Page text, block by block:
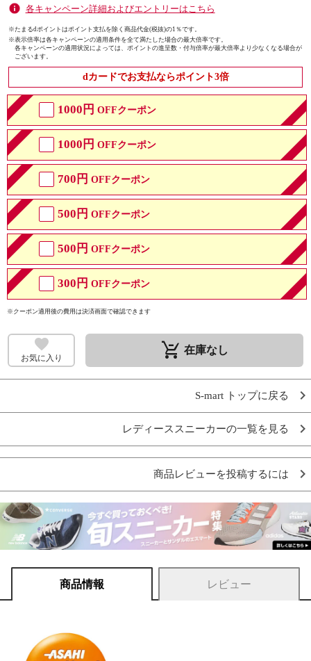
各キャンペーン詳細およびエントリーはこちら
※たまるdポイントはポイント支払を除く商品代金(税抜)の1％です。
※表示倍率は各キャンペーンの適用条件を全て満たした場合の最大倍率です。
各キャンペーンの適用状況によっては、ポイントの進呈数・付与倍率が最大倍率より少なくなる場合が
ございます。
dカードでお支払ならポイント3倍
1000円 OFFクーポン
1000円 OFFクーポン
700円 OFFクーポン
500円 OFFクーポン
500円 OFFクーポン
300円 OFFクーポン
※クーポン適用後の費用は決済画面で確認できます
お気に入り remove_shopping_cart 在庫なし
S-mart トップに戻る
レディーススニーカーの一覧を見る
商品レビューを投稿するには
商品情報 レビュー